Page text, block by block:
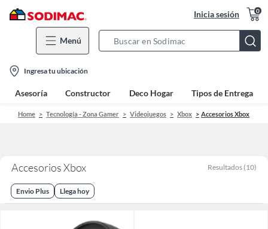
Inicia sesión 0
Menú
Bar
location-
icon
Ingresa tu ubicación
Asesoría Constructor Deco Hogar Tipos de Entrega
Home Tecnología - Zona Gamer Videojuegos Xbox Accesorios Xbox
Accesorios Xbox Resultados (10)
Envio Plus Llega hoy